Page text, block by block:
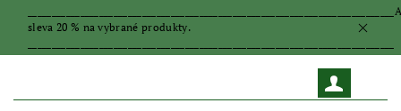
sleva 20 % na vybrané produkty.